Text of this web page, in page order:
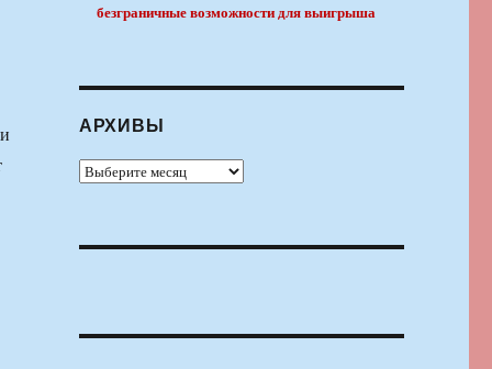
безграничные возможности для выигрыша
АРХИВЫ
Архивы